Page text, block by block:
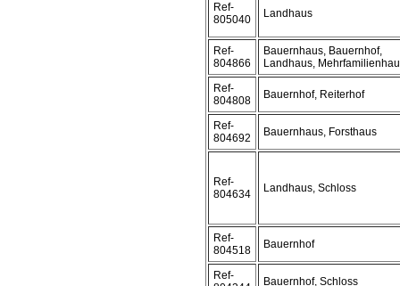
Ref-
805040
Landhaus
Ref-
804866
Bauernhaus, Bauernhof,
Landhaus,
Ref-
804808
Bauernhof, Reiterhof
Ref-
804692
Bauernhaus, Forsthaus
Ref-
804634
Landhaus, Schloss
Ref-
804518
Bauernhof
Ref-
Bauernhof, Schloss